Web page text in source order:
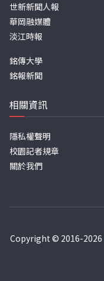
世新新聞人報
華岡融媒體
淡江時報
銘傳大學
銘報新聞
相關資訊
隱私權聲明
校園記者規章
關於我們
Copyright © 2016-2026